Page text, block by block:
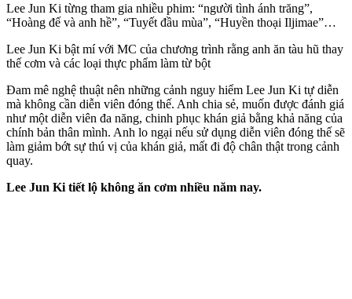
Lee Jun Ki từng tham gia nhiều phim: “ngư‌ời tìn‌h ánh trăng”,
“Hoàng đế và anh hề”, “Tuyết đầu mùa”, “Huyền thoại Iljimae”…
Lee Jun Ki bật mí với MC của chương trình rằng anh ăn tàu hũ thay
thế cơm và các loại thực phẩm làm từ bột
Đam mê nghệ thuật nên những cảnh nguy hiểm Lee Jun Ki tự diễn
mà không cần diễn viên đóng thế. Anh chia sẻ, muốn được đánh giá
như một diễn viên đa năng, chinh phục khán giả bằng khả năng của
chính bản thân mình. Anh lo ngại nếu sử dụng diễn viên đóng thế sẽ
làm giảm bớt sự thú vị của khán giả, mất đi độ chân thật trong cảnh
quay.
Lee Jun Ki tiết lộ không ăn cơm nhiều năm nay.